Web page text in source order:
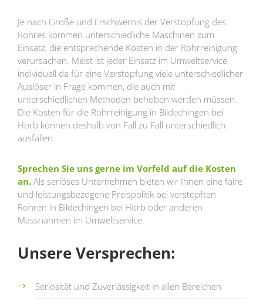
Je nach Größe und Erschwernis der Verstopfung des
Rohres kommen unterschiedliche Maschinen zum
Einsatz, die entsprechende Kosten in der Rohrreinigung
verursachen. Meist ist jeder Einsatz im Umweltservice
individuell da für eine Verstopfung viele unterschiedlicher
Auslöser in Frage kommen, die auch mit
unterschiedlichen Methoden behoben werden müssen.
Die Kosten für die Rohrreinigung in Bildechingen bei
Horb können deshalb von Fall zu Fall unterschiedlich
ausfallen.
Sprechen Sie uns gerne im Vorfeld auf die Kosten
an. Als seriöses Unternehmen bieten wir Ihnen eine faire
und leistungsbezogene Preispolitik bei verstopften
Rohren in Bildechingen bei Horb oder anderen
Massnahmen im Umweltservice.
Unsere Versprechen:
Seriosität und Zuverlässigkeit in allen Bereichen